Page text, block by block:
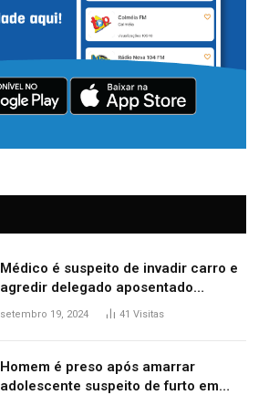
Médico é suspeito de invadir carro e
agredir delegado aposentado
durante confusão no trânsito
setembro 19, 2024 41 Visitas
Homem é preso após amarrar
adolescente suspeito de furto em